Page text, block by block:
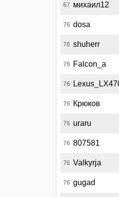
67 михаил12
76 dosa
76 shuherr
76 Falcon_a
76
76 Крюков
76 uraru
76 807581
76 Valkyrja
76 gugad